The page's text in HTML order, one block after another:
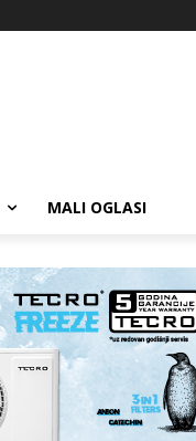
MALI OGLASI